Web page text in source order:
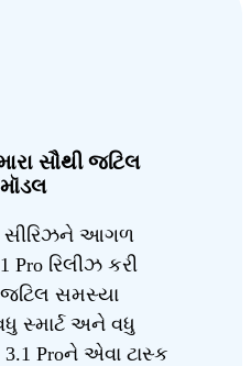
સૌથી જટિલ
સીરિઝને આગળ
Pro રિલીઝ કરી
સમસ્યા
સ્માર્ટ અને વધુ
Proને એવા ટાસ્ક